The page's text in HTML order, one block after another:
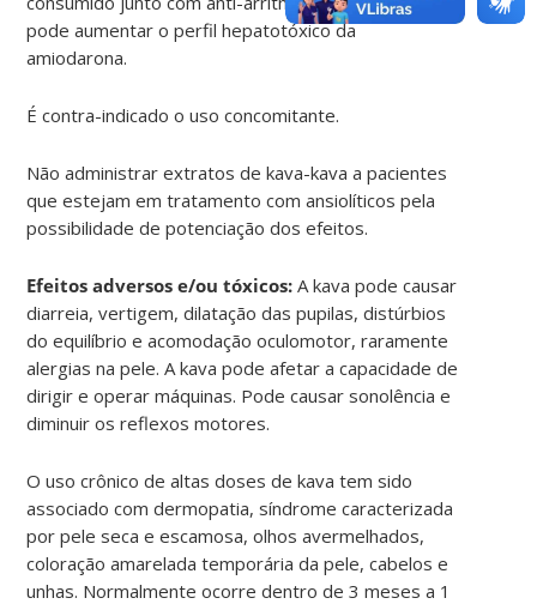
pode aumentar o perfil hepatotóxico da
amiodarona.
É contra-indicado o uso concomitante.
Não administrar extratos de kava-kava a pacientes
que estejam em tratamento com ansiolíticos pela
possibilidade de potenciação dos efeitos.
Efeitos adversos e/ou tóxicos: A kava pode causar
diarreia, vertigem, dilatação das pupilas, distúrbios
do equilíbrio e acomodação oculomotor, raramente
alergias na pele. A kava pode afetar a capacidade de
dirigir e operar máquinas. Pode causar sonolência e
diminuir os reflexos motores.
O uso crônico de altas doses de kava tem sido
associado com dermopatia, síndrome caracterizada
por pele seca e escamosa, olhos avermelhados,
coloração amarelada temporária da pele, cabelos e
unhas. Normalmente ocorre dentro de 3 meses a 1